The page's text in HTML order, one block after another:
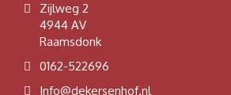
Zijlweg 2
4944 AV
Raamsdonk
0162-522696
Info@dekersenhof.nl